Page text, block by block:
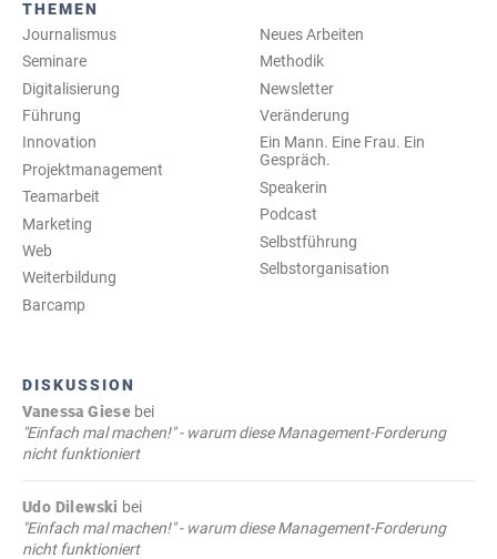
THEMEN
Journalismus
Seminare
Digitalisierung
Führung
Innovation
Projektmanagement
Teamarbeit
Marketing
Web
Weiterbildung
Barcamp
Neues Arbeiten
Methodik
Newsletter
Veränderung
Ein Mann. Eine Frau. Ein
Gespräch.
Speakerin
Podcast
Selbstführung
Selbstorganisation
DISKUSSION
Vanessa Giese bei
"Einfach mal machen!" - warum diese Management-Forderung
nicht funktioniert
Udo Dilewski bei
"Einfach mal machen!" - warum diese Management-Forderung
nicht funktioniert